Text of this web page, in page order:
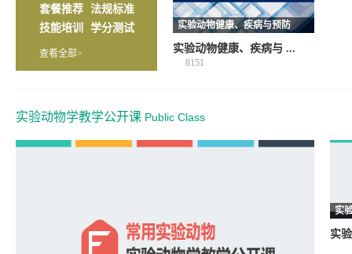
套餐推荐 法规标准
技能培训
学分测试
查看全部>
实验动物健康、疾病与预防
实验动物健康、疾病与 ...
8151
实验动物学教学公开课 Public Class
实
实